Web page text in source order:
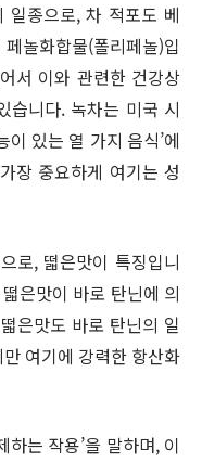
일종으로, 차 적포도 베
놀화합물(폴리페놀)입
서 이와 관련한 건강상
습니다. 녹차는 미국 시
있는 열 가지 음식’에
장 중요하게 여기는 성
로, 떫은맛이 특징입니
은맛이 바로 탄닌에 의
은맛도 바로 탄닌의 일
여기에 강력한 항산화
는 작용’을 말하며, 이